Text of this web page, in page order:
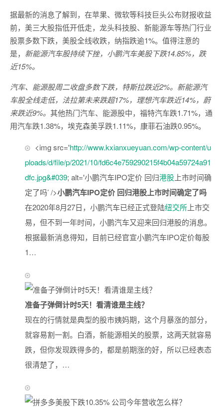
据最新的消息了解到，在苹果、微软等科技巨头公布财报收益
前，美三大股指低开低走，龙头科技股、新能源车等热门行业
股票多数下跌，美股全线收跌，纳指跌逾1%。值得注意的
是， 新能源汽车股持续下挫，小鹏汽车美股下跌14.85%，跌
近15%。
汽车、能源股周二收盘多数下跌，特斯拉跌近2%。新能源汽
车股全线走低，法拉第未来跌超17%，理想汽车跌近14%，蔚
来跌近9%。 其他热门汽车、能源股中，福特汽车跌1.71%，通
用汽车跌1.38%，埃克森美孚跌1.11%，康菲石油跌0.95%。
<img src='http://www.kxianxueyuan.com/wp-content/u
ploads/d/file/p/2021/10/fd6c4e759290215f4b04a59724a91
dfc.jpg&#039; alt='小鹏汽车IPO定价 回归港股 上市时间确
定了吗’ />小鹏汽车IPO定价 回归港股上市时间确定了吗
在2020年8月27日，小鹏汽车已经正式登陆纽交所 上市交
易，但不到一年时间，小鹏汽车又迎来回归港股的消息。
根据最新消息得知，目前已经官宣小鹏汽车IPO定价每股
1…
准备子弹倒计时5天！看清谁是主线？
现在的行情就是典型的股市姨妈期，这个月暴涨的部分，
就容易割一割。白酒，新能源相关的股票，这两天就容易
跌，但你发现跌得多的，都是前期涨的好，所以已经表态
很清楚了，…